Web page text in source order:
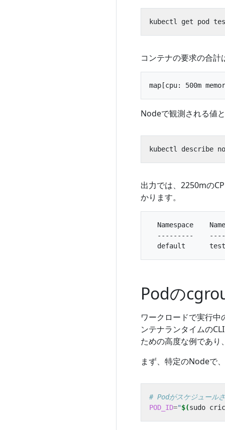
kubectl get pod
コンテナの要求の合
Nodeで観測される値
kubectl describe
出力では、2250mの
かります。
Namespace
---------
Podの
ワークロードで実行
ンテナランタイムの
ための高度な例であ
まず、特定のNodeで
# Podがスケジュール
POD_ID="$(sudo